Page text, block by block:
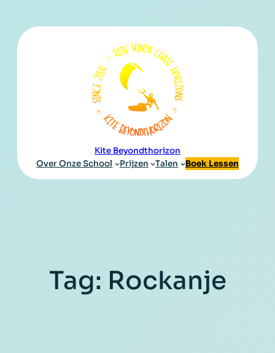
Kite Beyondthorizon
Over Onze School
Prijzen Talen Boek Lessen
Tag: Rockanje